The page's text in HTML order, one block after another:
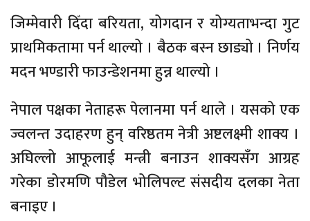
जिम्मेवारी दिँदा बरियता, योगदान र योग्यताभन्दा गुट
प्राथमिकतामा पर्न थाल्यो । बैठक बस्न छाड्यो । निर्णय
मदन भण्डारी फाउन्डेशनमा हुन्न थाल्यो ।
नेपाल पक्षका नेताहरू पेलानमा पर्न थाले । यसको एक
ज्वलन्त उदाहरण हुन् वरिष्ठतम नेत्री अष्टलक्ष्मी शाक्य ।
अघिल्लो आफूलाई मन्त्री बनाउन शाक्यसँग आग्रह
गरेका डोरमणि पौडेल भोलिपल्ट संसदीय दलका नेता
बनाइए ।